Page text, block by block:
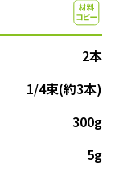
2本
1/4束(約3本)
300g
5g